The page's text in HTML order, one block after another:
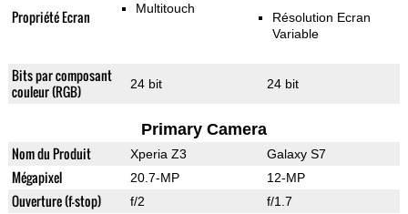
Propriété Ecran Multitouch
Résolution Ecran
Variable
Bits par composant
couleur (RGB)
24 bit 24 bit
Primary Camera
Nom du Produit Xperia Z3 Galaxy S7
Mégapixel 20.7-MP 12-MP
Ouverture (f-stop) f/2 f/1.7